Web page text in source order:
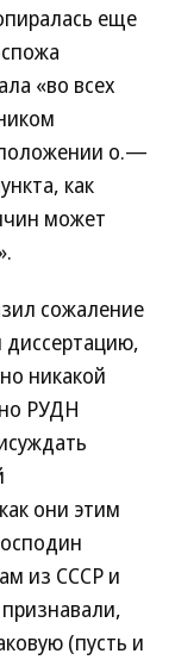
еще
«во всех
о.—
как
может
сожаление
диссертацию,
никакой
РУДН
они этим
из СССР и
(пусть и